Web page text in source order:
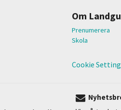
Om
Prenumerera
Skola
Cookie